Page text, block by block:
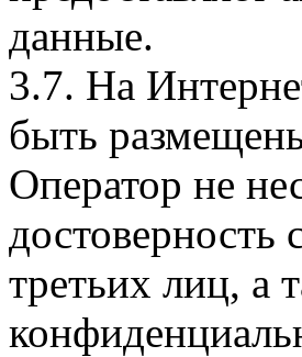
данные.
3.7. На
быть
Оператор не
достоверность
третьих лиц, а